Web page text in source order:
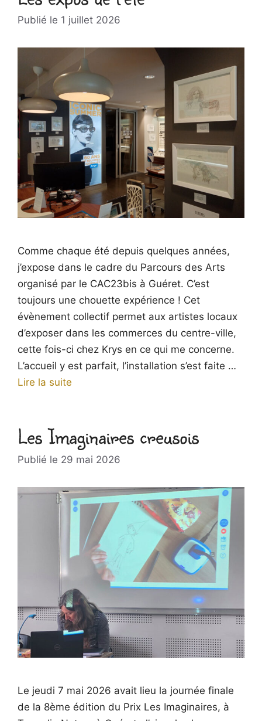
1 juillet 2026
Comme chaque été depuis quelques années,
j’expose dans le cadre du Parcours des Arts
organisé par le CAC23bis à Guéret. C’est
toujours une chouette expérience ! Cet
évènement collectif permet aux artistes locaux
d’exposer dans les commerces du centre-ville,
cette fois-ci chez Krys en ce qui me concerne.
L’accueil y est parfait, l’installation s’est faite …
Lire la suite
Les Imaginaires creusois
29 mai 2026
Le jeudi 7 mai 2026 avait lieu la journée finale
de la 8ème édition du Prix Les Imaginaires, à